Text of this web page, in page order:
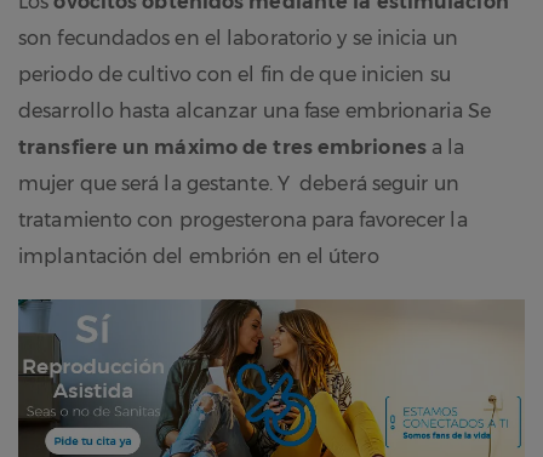
son fecundados en el laboratorio y se inicia un
periodo de cultivo con el fin de que inicien su
desarrollo hasta alcanzar una fase embrionaria Se
transfiere un máximo de tres embrionesa la
mujer que será la gestante. Y deberá seguir un
tratamiento con progesterona para favorecer la
implantación del embrión en el útero